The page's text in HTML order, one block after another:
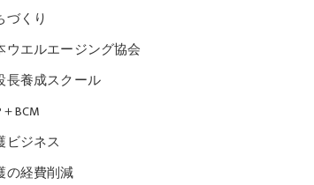
づくり
ウエルエージング協会
長養成スクール
BCM
ビジネス
の経費削減